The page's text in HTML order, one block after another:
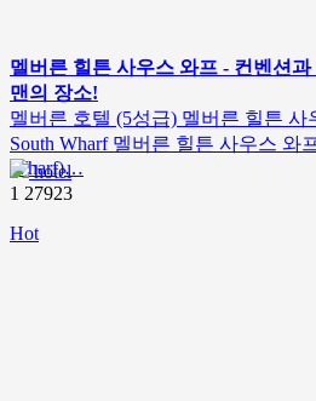
멜버른 힐튼 사우스 와프 - 컨벤션
맨의 장소!
멜버른 호텔 (5성급) 멜버른 힐튼 사
South Wharf 멜버른 힐튼 사우스 와
Wharf)…
hotel
1 27923
Hot